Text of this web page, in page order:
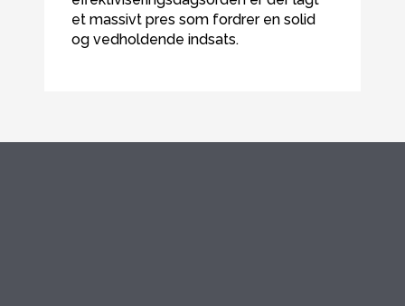
et massivt pres som fordrer en solid
og vedholdende indsats.